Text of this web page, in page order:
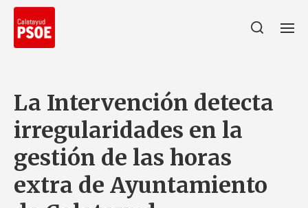
La Intervención detecta
irregularidades en la
gestión de las horas
extra de Ayuntamiento